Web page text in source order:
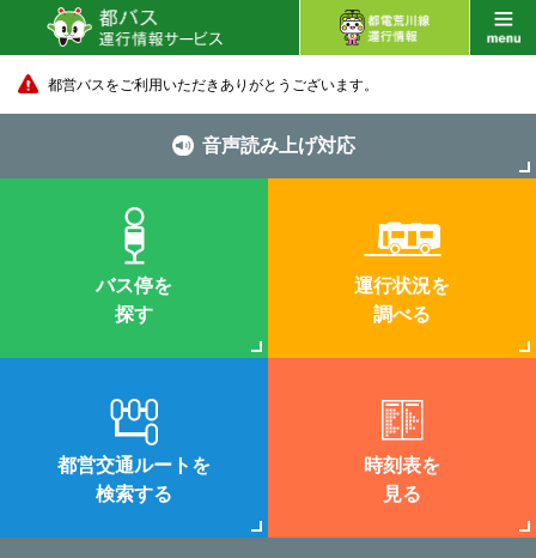
都営バスをご利用いただきありがとうございます。
音声読み上げ対応
バス停を
探す
運行状況を
調べる
都営交通ルートを
検索する
時刻表を
見る